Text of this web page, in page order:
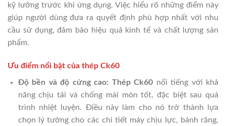
kỹ lưỡng trước khi ứng dụng. Việc hiểu rõ những điểm này
giúp người dùng đưa ra quyết định phù hợp nhất với nhu
cầu sử dụng, đảm bảo hiệu quả kinh tế và chất lượng sản
phẩm.
Ưu điểm nổi bật của thép Ck60
Độ bền và độ cứng cao: Thép Ck60 nổi tiếng với khả
năng chịu tải và chống mài mòn tốt, đặc biệt sau quá
trình nhiệt luyện. Điều này làm cho nó trở thành lựa
chọn lý tưởng cho các chi tiết máy chịu lực, bánh răng,